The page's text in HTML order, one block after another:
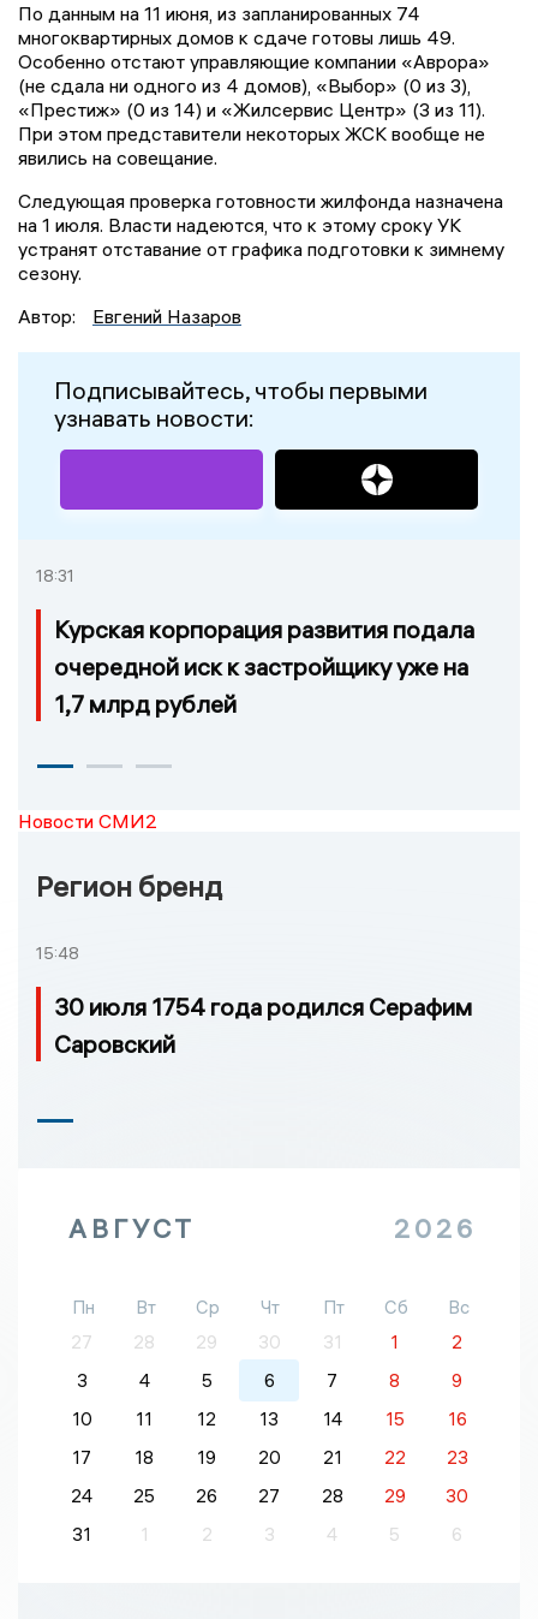
По данным на 11 июня, из запланированных 74
многоквартирных домов к сдаче готовы лишь 49.
Особенно отстают управляющие компании «Аврора»
(не сдала ни одного из 4 домов), «Выбор» (0 из 3),
«Престиж» (0 из 14) и «Жилсервис Центр» (3 из 11).
При этом представители некоторых ЖСК вообще не
явились на совещание.
Следующая проверка готовности жилфонда назначена
на 1 июля. Власти надеются, что к этому сроку УК
устранят отставание от графика подготовки к зимнему
сезону.
Автор:
Евгений Назаров
Подписывайтесь, чтобы первыми
узнавать новости:
18:31
Курская корпорация развития подала
очередной иск к застройщику уже на
1,7 млрд рублей
Новости СМИ2
Регион бренд
15:48
30 июля 1754 года родился Серафим
Саровский
АВГУСТ 2026
Пн Вт Ср Чт Пт Сб
Вс
27
28 29 30 31 1
2
3
4 5 6 7 8
9
10
11 12 13 14 15
16
17
18 19 20 21 22
23
24
25 26 27 28 29
30
31
1 2 3 4 5 6